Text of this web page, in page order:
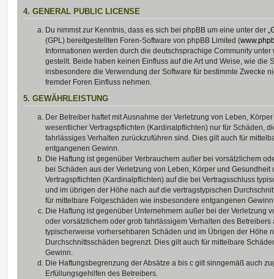
4. GENERAL PUBLIC LICENSE
Du nimmst zur Kenntnis, dass es sich bei phpBB um eine unter der „
(GPL) bereitgestellten Foren-Software von phpBB Limited (
Informationen werden durch die deutschsprachige Community unter
gestellt. Beide haben keinen Einfluss auf die Art und Weise, wie die
insbesondere die Verwendung der Software für bestimmte Zwecke
fremder Foren Einfluss nehmen.
5. GEWÄHRLEISTUNG
Der Betreiber haftet mit Ausnahme der Verletzung von Leben,
wesentlicher Vertragspflichten (Kardinalpflichten) nur für Schäden,
fahrlässiges Verhalten zurückzuführen sind. Dies gilt auch für
entgangenen Gewinn.
Die Haftung ist gegenüber Verbrauchern außer bei vorsätzlichem
bei Schäden aus der Verletzung von Leben, Körper und
Vertragspflichten (Kardinalpflichten) auf die bei Vertragsschluss
und im übrigen der Höhe nach auf die vertragstypischen
für mittelbare Folgeschäden wie insbesondere entgangenen
Die Haftung ist gegenüber Unternehmern außer bei der Verletzung
oder vorsätzlichem oder grob fahrlässigem Verhalten des Betreibers
typischerweise vorhersehbaren Schäden und im Übrigen der Höhe
Durchschnittsschäden begrenzt. Dies gilt auch für mittelbare
Gewinn.
Die Haftungsbegrenzung der Absätze a bis c gilt sinngemäß auch
Erfüllungsgehilfen des Betreibers.